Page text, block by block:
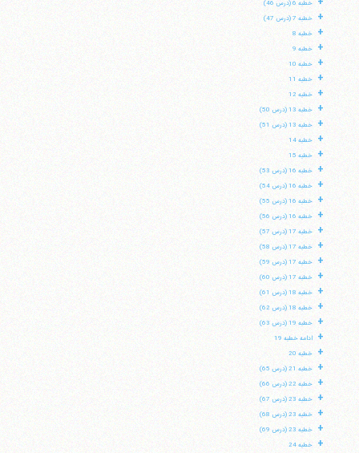
خطبه 6 (درس 46)
+ خطبه 7 (درس 47)
+ خطبه 8
+ خطبه 9
+ خطبه 10
+ خطبه 11
+ خطبه 12
+ خطبه 13 (درس 50)
+ خطبه 13 (درس 51)
+ خطبه 14
+ خطبه 15
+ خطبه 16 (درس 53)
+ خطبه 16 (درس 54)
+ خطبه 16 (درس 55)
+ خطبه 16 (درس 56)
+ خطبه 17 (درس 57)
+ خطبه 17 (درس 58)
+ خطبه 17 (درس 59)
+ خطبه 17 (درس 60)
+ خطبه 18 (درس 61)
+ خطبه 18 (درس 62)
+ خطبه 19 (درس 63)
+ ادامه خطبه 19
+ خطبه 20
+ خطبه 21 (درس 65)
+ خطبه 22 (درس 66)
+ خطبه 23 (درس 67)
+ خطبه 23 (درس 68)
+ خطبه 23 (درس 69)
+ خطبه 24